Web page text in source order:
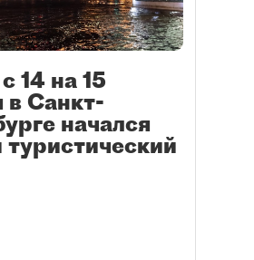
14 на 15
в Санкт-
начался
туристический